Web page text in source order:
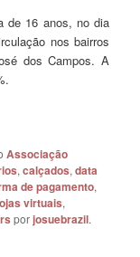
de 16 anos, no dia
nos bairros
dos Campos. A
Associação
,calçados,data
de pagamento,
virtuais,
porjosuebrazil.